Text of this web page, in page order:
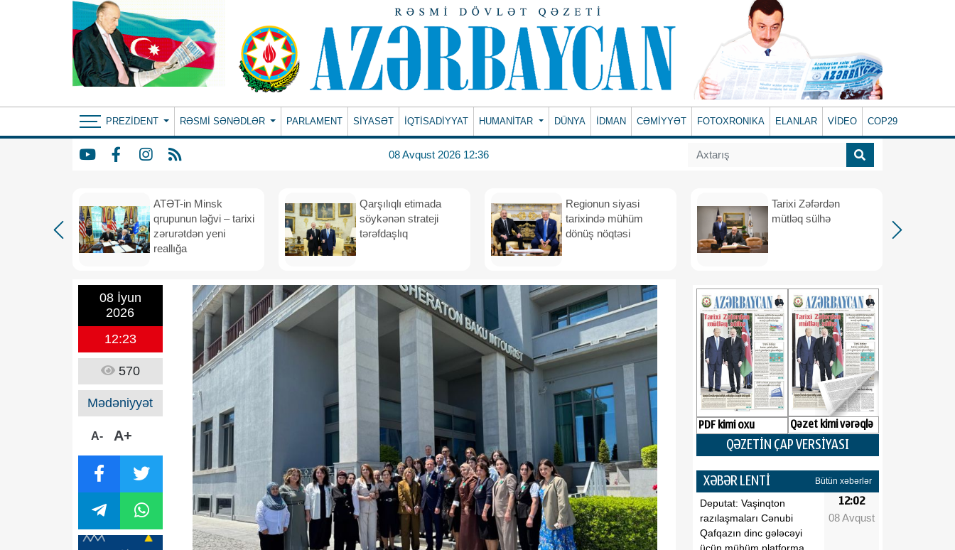
PREZIDENT RƏSMI SƏNƏDLƏR PARLAMENT SİYASƏT İQTİSADİYYAT HUMANITAR DÜNYA İDMAN CƏMİYYƏT FOTOXRONIKA ELANLAR VİDEO COP29
08 Avqust 2026 12:36
ATƏT-in Minsk
qrupunun ləğvi – tarixi
zərurətdən yeni
reallığa
Qarşılıqlı etimada
söykənən strateji
tərəfdaşlıq
Regionun siyasi
tarixində mühüm
dönüş nöqtəsi
Tarixi Zəfərdən
mütləq sülhə
08 İyun
2026
12:23
570
Mədəniyyət
A- A+
PDF kimi oxu Qəzet kimi vərəqlə
QƏZETİN ÇAP VERSİYASI
XƏBƏR LENTİ Bütün xəbərlər
Deputat: Vaşinqton
razılaşmaları Cənubi
Qafqazın dinc gələcəyi
12:02
08 Avqust